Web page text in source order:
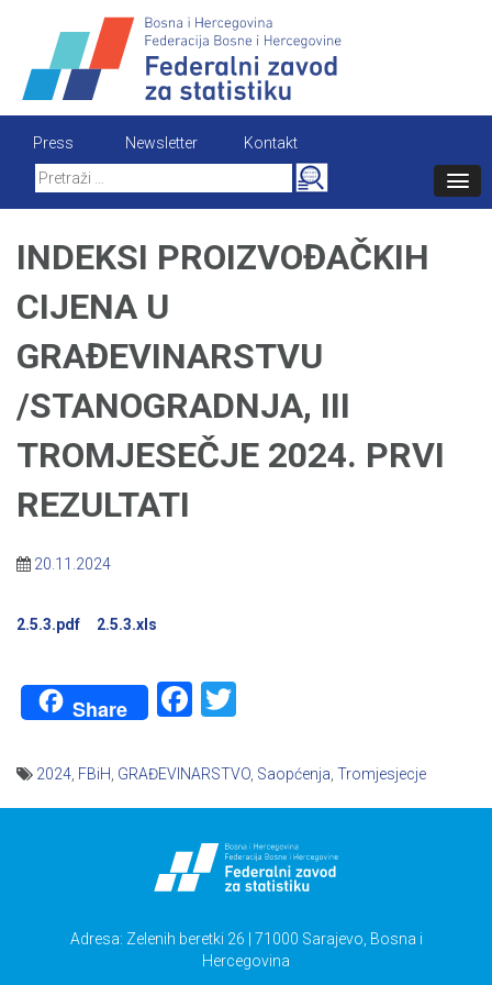
content
Press Newsletter
Kontakt
Search
for:
INDEKSI PROIZVOĐAČKIH
CIJENA U
GRAĐEVINARSTVU
/STANOGRADNJA, III
TROMJESEČJE 2024. PRVI
REZULTATI
20.11.2024
2.5.3.pdf 2.5.3.xls
Share Facebook
2024 FBiH GRAĐEVINARSTVO Saopćenja Tromjesjecje
Adresa: Zelenih beretki 26 | 71000 Sarajevo, Bosna i
Hercegovina